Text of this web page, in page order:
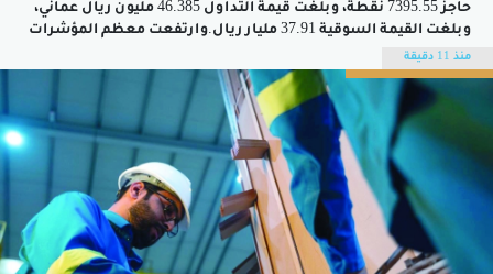
حاجز 7395.55 نقطة، وبلغت قيمة التداول 46.385 مليون ريال عماني،
وبلغت القيمة السوقية 37.91 مليار ريال.وارتفعت معظم المؤشرات
انخفض مؤشر الصناعة بنسبة...
منذ 11 دقيقة